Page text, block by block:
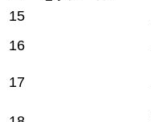
15
16
17